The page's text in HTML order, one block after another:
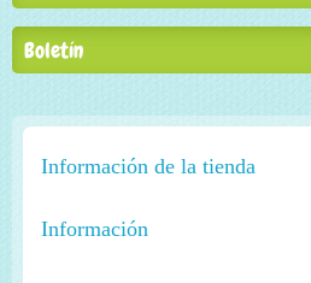
Boletín
Información de la tienda
Información